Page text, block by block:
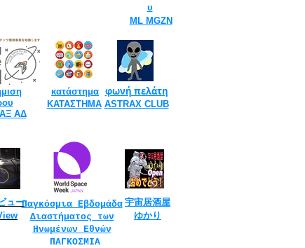
υ
ML MGZN
ΑΔ
κατάστημα
ΚΑΤΑΣΤΗΜΑ
φωνή πελάτη
ASTRAX CLUB
Παγκόσμια Εβδομάδα
Διαστήματος των
Ηνωμένων Εθνών
ΠΑΓΚΟΣΜΙΑ
ュー
宇宙居酒屋
ゆかり